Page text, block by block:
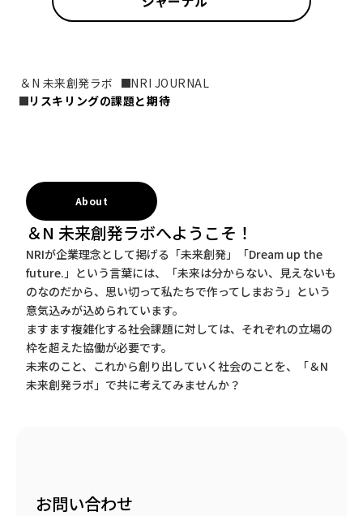
＆N 未来創発ラボ
NRI JOURNAL
リスキリングの課題と期待
About
＆N 未来創発ラボへようこそ！
NRIが企業理念として掲げる「未来創発」「Dream up the
future.」という言葉には、「未来は分からない、見えないも
のなのだから、思い切って私たちで作ってしまおう」という
意気込みが込められています。
ますます複雑化する社会課題に対しては、それぞれの立場の
枠を超えた協働が必要です。
未来のこと、これから創り出していく社会のことを、「＆N
未来創発ラボ」で共に考えてみませんか？
お問い合わせ